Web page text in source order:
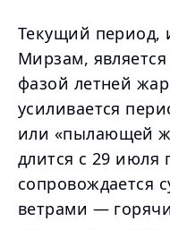
Текущий период,
Мирзам,
фазой летней
усиливается
или «пылающей
длится с 29 июля
сопровождается
ветрами —